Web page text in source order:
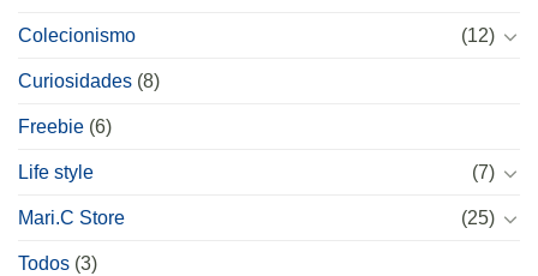
Colecionismo (12)
Curiosidades (8)
Freebie (6)
Life style (7)
Mari.C Store (25)
Todos (3)